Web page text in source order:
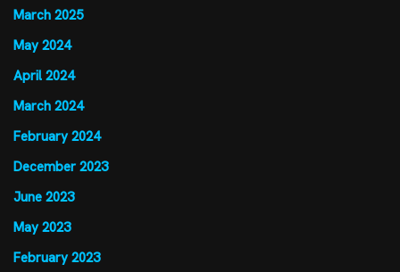
March 2025
May 2024
April 2024
March 2024
February 2024
December 2023
June 2023
May 2023
February 2023